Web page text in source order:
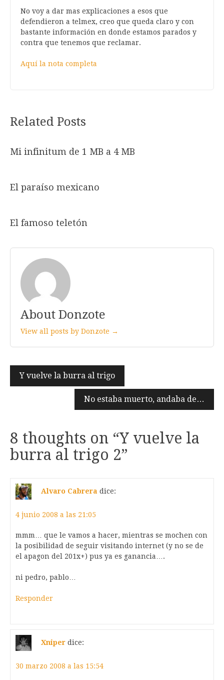
No voy a dar mas explicaciones a esos que
defendieron a telmex, creo que queda claro y con
bastante información en donde estamos parados y
contra que tenemos que reclamar.
Aquí la nota completa
Related Posts
Mi infinitum de 1 MB a 4 MB
El paraíso mexicano
El famoso teletón
About Donzote
View all posts by Donzote →
Navegación
de
Y vuelve la burra al trigo
No estaba muerto, andaba de…
8 thoughts on “Y vuelve la
burra al trigo 2”
Alvaro Cabrera dice:
4 junio 2008 a las 21:05
mmm… que le vamos a hacer, mientras se mochen con
la posibilidad de seguir visitando internet (y no se de
el apagon del 201x+) pus ya es ganancia….
ni pedro, pablo…
Responder
Xniper dice:
30 marzo 2008 a las 15:54